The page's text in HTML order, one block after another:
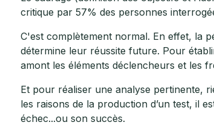
critique par 57% des personnes
C'est complètement normal. En effet, la
détermine leur réussite future. Pour
amont les éléments déclencheurs et les
Et pour réaliser une analyse pertinente,
les raisons de la production d’un test, il
échec...ou son succès.